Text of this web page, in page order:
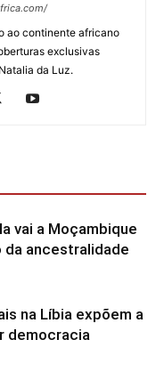
ao continente africano
exclusivas
da Luz.
vai a Moçambique
ancestralidade
na Líbia expõem a
democracia